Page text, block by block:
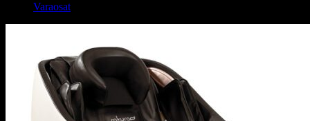
Varaosat